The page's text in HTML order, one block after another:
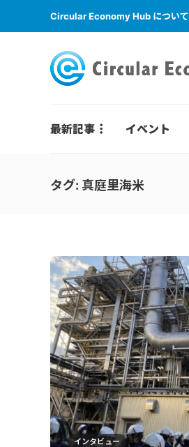
Circular Economy Hub について
最新記事 イベント
タグ: 真庭里海米
インタビュー